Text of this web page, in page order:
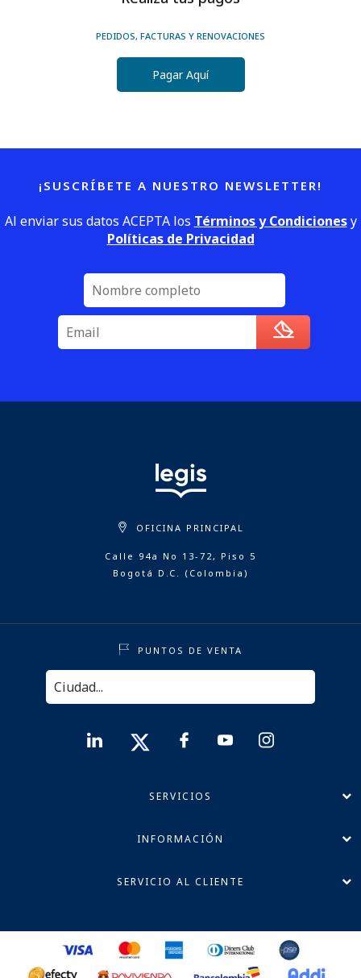
PEDIDOS, FACTURAS Y RENOVACIONES
Pagar Aquí
¡SUSCRÍBETE A NUESTRO NEWSLETTER!
Al enviar sus datos ACEPTA los Términos y Condicionesy
Políticas de Privacidad
OFICINA PRINCIPAL
Calle 94a No 13-72, Piso 5
Bogotá D.C. (Colombia)
PUNTOS DE VENTA
SERVICIOS
INFORMACIÓN
SERVICIO AL CLIENTE